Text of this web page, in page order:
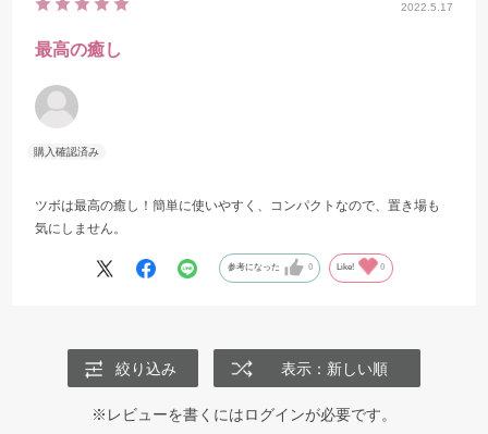
2022.5.17
最高の癒し
ツボは最高の癒し！簡単に使いやすく、コンパクトなので、置き場も
気にしません。
参考になった 0 Like! 0
絞り込み 表示：新しい順
※レビューを書くにはログインが必要です。